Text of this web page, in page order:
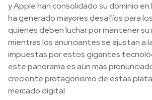
y Apple han consolidado su dominio en
ha generado mayores desafíos para
quienes deben luchar por mantener su
mientras los anunciantes se ajustan a
impuestas por estos gigantes
este panorama es aún más
creciente protagonismo de estas
mercado digital.